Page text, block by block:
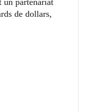
partenariat
de dollars,